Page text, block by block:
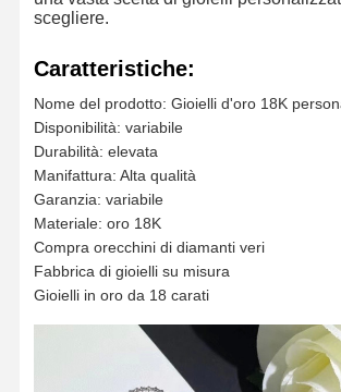
scegliere.
Caratteristiche:
Nome del prodotto: Gioielli d'oro 18K
Disponibilità: variabile
Durabilità: elevata
Manifattura: Alta qualità
Garanzia: variabile
Materiale: oro 18K
Compra orecchini di diamanti veri
Fabbrica di gioielli su misura
Gioielli in oro da 18 carati